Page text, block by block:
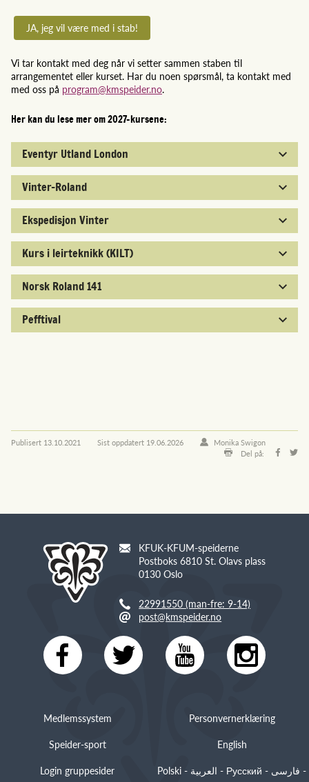
JA, jeg vil være med i stab!
Vi tar kontakt med deg når vi setter sammen staben til
arrangementet eller kurset. Har du noen spørsmål, ta kontakt med
med oss på program@kmspeider.no.
Her kan du lese mer om 2027-kursene:
Eventyr Utland London
Vinter-Roland
Ekspedisjon Vinter
Kurs i leirteknikk (KILT)
Norsk Roland 141
Pefftival
Publisert 13.10.2021 Sist oppdatert 19.06.2026
Monika Swigon
Del på:
KFUK-KFUM-speiderne
Postboks 6810 St. Olavs plass
0130 Oslo
22991550 (man-fre: 9-14)
post@kmspeider.no
Medlemssystem
Speider-sport
Login gruppesider
Personvernerklæring
English
Polski - العربية - Русский - فارسی -